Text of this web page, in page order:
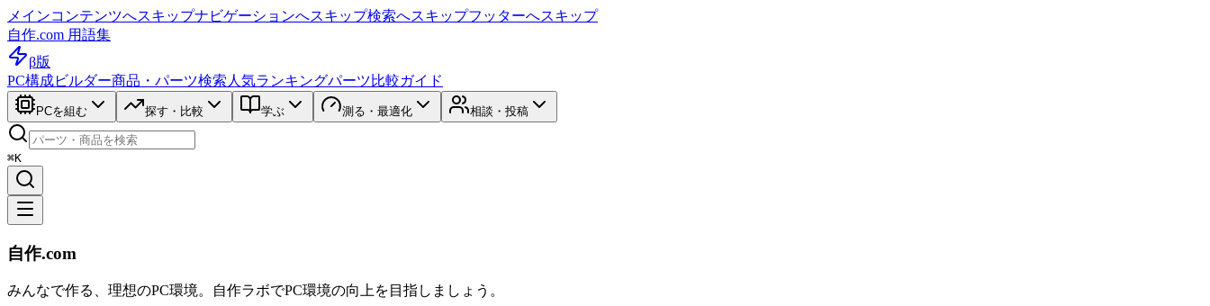
メインコンテンツへスキップナビゲーションへスキップ検索へスキップフッターへスキップ
自作.com 用語集
β版
PC構成ビルダー商品・パーツ検索 人気ランキングパーツ比較ガイド
PCを組む 探す・比較 学ぶ 測る・最適化 相談・投稿
⌘K
自作.com
みんなで作る、理想のPC環境。 自作ラボでPC環境の向上を目指しましょう。